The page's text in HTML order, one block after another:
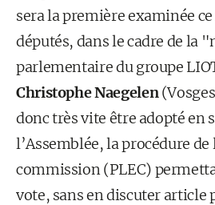
sera la première examinée
députés, dans le cadre de la
parlementaire du groupe
Christophe Naegelen
donc très vite être adopté en
l’Assemblée, la procédure
commission (PLEC)
vote, sans en discuter article